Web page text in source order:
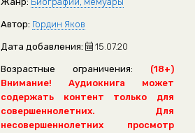
Автор: Гордин Яков
Дата добавления: 15.07.20
Возрастные ограничения:
(18+)
Внимание! Аудиокнига может
содержать контент только для
совершеннолетних. Для
несовершеннолетних просмотр